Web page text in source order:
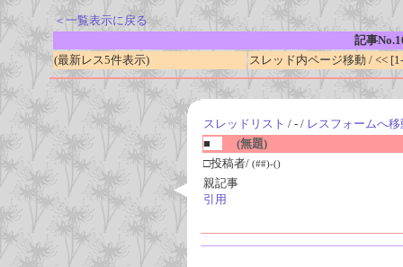
＜一覧表示に戻る
記事
(最新レス5件表示)
スレッド内ページ移動 / <<
スレッドリスト / - / レスフォームへ移
■
(無題)
□投稿者/ (##)-()
親記事
引用